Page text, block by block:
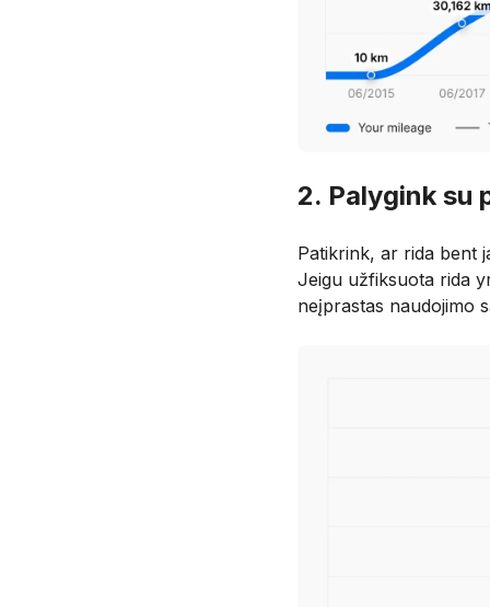
2. Palygink su
Patikrink, ar rida bent
Jeigu užfiksuota rida
neįprastas naudojimo